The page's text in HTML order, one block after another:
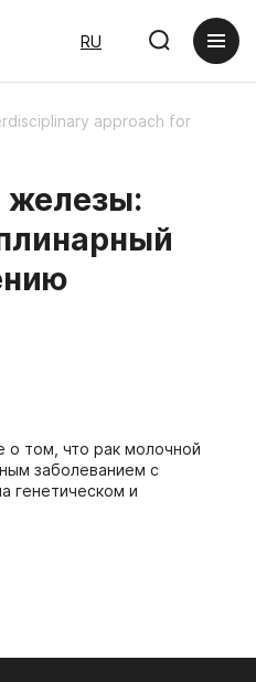
RU
approach for
железы:
о том, что рак молочной
заболеванием с
генетическом и